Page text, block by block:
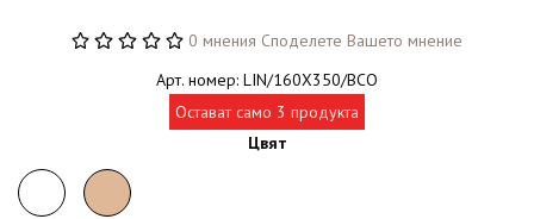
0 мнения Споделете Вашето мнение
Арт. номер: LIN/160X350/BCO
Остават само 3 продукта
Цвят